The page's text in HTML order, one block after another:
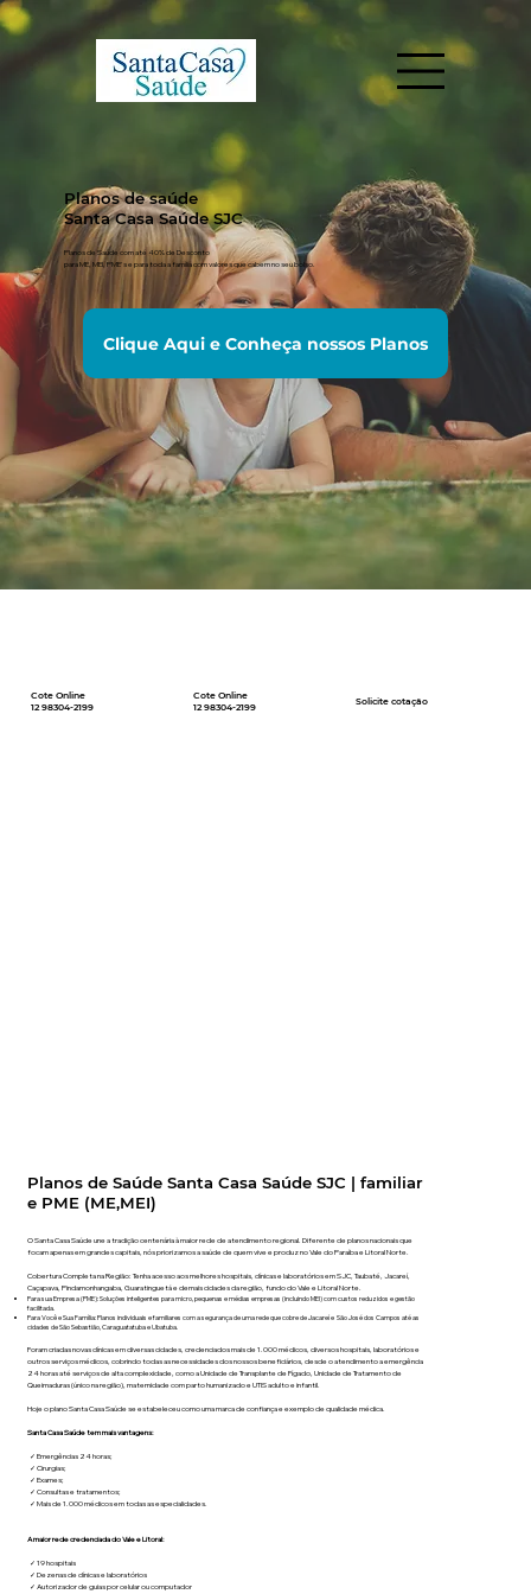
Planos de saúde
Santa Casa Saúde SJC
Planos de Saúde com até 40% de Desconto
para ME, MEI, PME's e para toda a família com valores que cabem no seu bolso.
Clique Aqui e Conheça nossos Planos
Cote Online
12 98304-2199
Cote Online
12 98304-2199
Solicite cotação
Planos de Saúde Santa Casa Saúde SJC | familiar
e PME (ME,MEI)
O Santa Casa Saúde une a tradição centenária à maior rede de atendimento regional. Diferente de planos nacionais que
focam apenas em grandes capitais, nós priorizamos a saúde de quem vive e produz no Vale do Paraíba e Litoral Norte.
Cobertura Completa na Região: Tenha acesso aos melhores hospitais, clínicas e laboratórios em SJC, Taubaté, Jacareí,
Caçapava, Pindamonhangaba, Guaratinguetá e demais cidades da região, fundo do Vale e Litoral Norte.
Para sua Empresa (PME): Soluções inteligentes para micro, pequenas e médias empresas (incluindo MEI) com custos reduzidos e gestão
facilitada.
Para Você e Sua Família: Planos individuais e familiares com a segurança de uma rede que cobre de Jacareí e São José dos Campos até as
cidades de São Sebastião, Caraguatatuba e Ubatuba.
Foram criadas novas clínicas em diversas cidades, credenciados mais de 1.000 médicos, diversos hospitais, laboratórios e
outros serviços médicos, cobrindo todas as necessidades dos nossos beneficiários, desde o atendimento a emergência
24 horas até serviços de alta complexidade, como a Unidade de Transplante de Fígado, Unidade de Tratamento de
Queimaduras (único na região), maternidade com parto humanizado e UTIS adulto e infantil.
Hoje o plano Santa Casa Saúde se estabeleceu como uma marca de confiança e exemplo de qualidade médica.
Santa Casa Saúde tem mais vantagens:
✓ Emergências 24 horas;
✓ Cirurgias;
✓ Exames;
✓ Consultas e tratamentos;
✓ Mais de 1.000 médicos em todas as especialidades.
​A maior rede credenciada do Vale e Litoral:
✓ 19 hospitais
✓ Dezenas de clínicas e laboratórios
✓ Autorizador de guias por celular ou computador